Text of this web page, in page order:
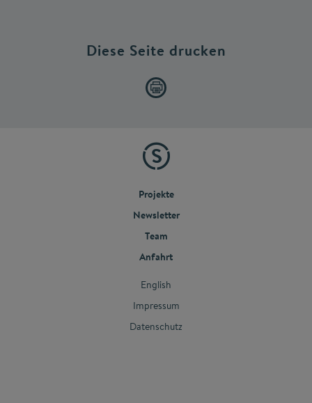
Diese Seite drucken
Projekte
Newsletter
Team
Anfahrt
English
Impressum
Datenschutz